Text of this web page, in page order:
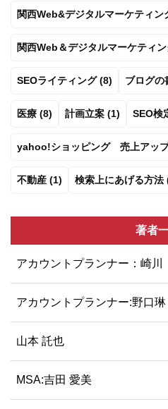
関西Web&デジタルマーケティン
関西Web＆デジタルマーケティ
SEOライティング (8) ブログの
医療 (8) 計画立案 (1) SEO検
yahoo!ショッピング 売上アッ
不動産 (1) 検索上にあげる方法
著者
アカウントプランナー：崎川
アカウントプランナー:野口琳
山本 託也
MSA:吉田 愛美